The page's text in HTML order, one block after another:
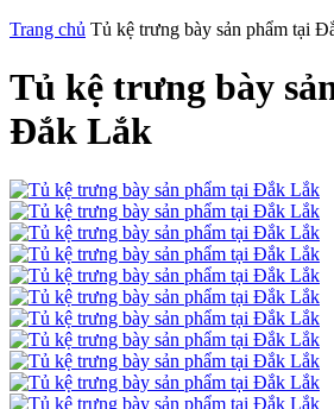
Trang chủ Tủ kệ trưng bày sản phẩm tại
Tủ kệ trưng bày
Đắk Lắk